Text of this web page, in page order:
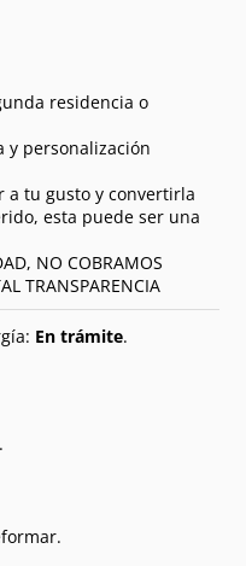
residencia o
y personalización
a tu gusto y convertirla
esta puede ser una
NO COBRAMOS
TRANSPARENCIA
En trámite.